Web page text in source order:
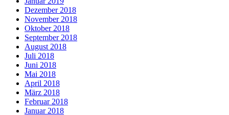
Dezember 2018
November 2018
Oktober 2018
September 2018
August 2018
Juli 2018
Juni 2018
Mai 2018
April 2018
März 2018
Februar 2018
Januar 2018